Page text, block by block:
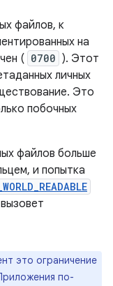
файлов, к
на
( 0700 ). Этот
личных
Это
побочных
файлов больше
и попытка
вызовет
это ограничение
по-